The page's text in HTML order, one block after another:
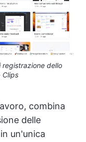
registrazione dello
Clips
combina
delle
un'unica